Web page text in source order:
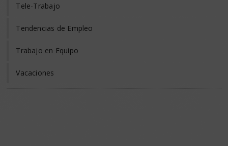
Tele-Trabajo
Tendencias de Empleo
Trabajo en Equipo
Vacaciones